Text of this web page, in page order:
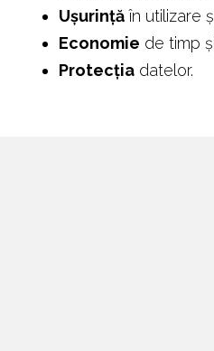
Ușurințăîn utilizare
Economie de timp
Protecția datelor.